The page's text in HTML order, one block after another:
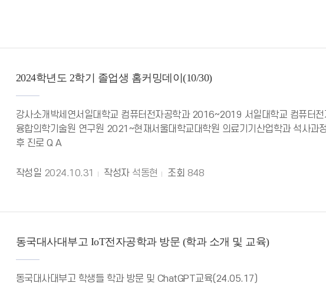
2024학년도 2학기 졸업생 홈커밍데이(10/30)
강사소개박세연서일대학교 컴퓨터전자공학과 2016~2019 서일대학교 컴퓨터
융합의학기술원 연구원 2021~현재서울대학교대학원 의료기기산업학과 석사
후 진로 Q A
작성일 2024.10.31 작성자 석동현 조회 848
동국대사대부고 IoT전자공학과 방문 (학과 소개 및 교육)
동국대사대부고 학생들 학과 방문 및 ChatGPT교육(24.05.17)